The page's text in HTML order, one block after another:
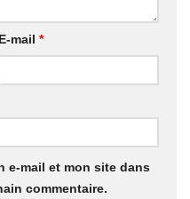
E-mail *
e-mail et mon site dans
commentaire.